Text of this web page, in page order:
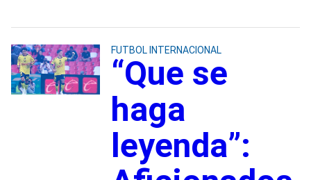
FUTBOL INTERNACIONAL
“Que se
haga
leyenda”: